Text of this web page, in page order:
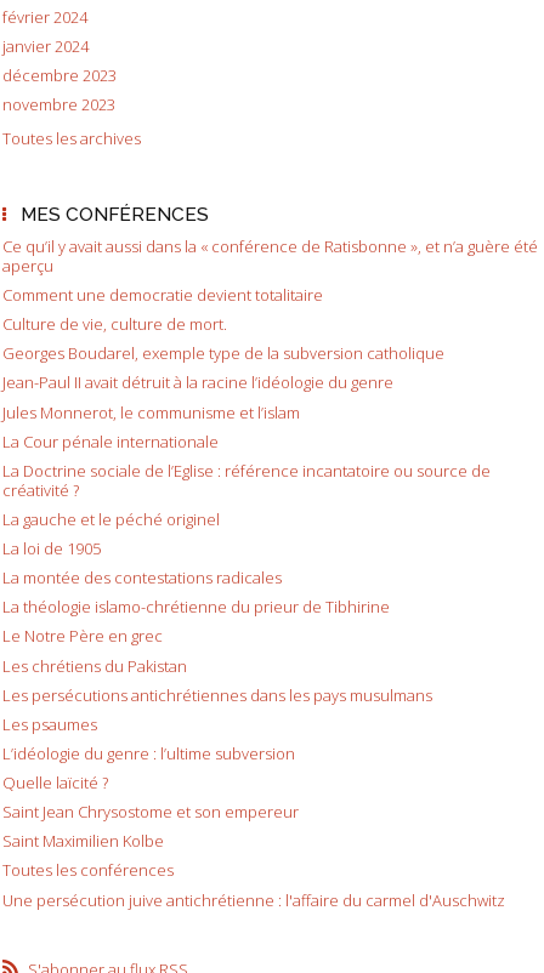
février 2024
janvier 2024
décembre 2023
novembre 2023
Toutes les archives
MES CONFÉRENCES
Ce qu’il y avait aussi dans la « conférence de Ratisbonne », et n’a guère été
aperçu
Comment une democratie devient totalitaire
Culture de vie, culture de mort.
Georges Boudarel, exemple type de la subversion catholique
Jean-Paul II avait détruit à la racine l’idéologie du genre
Jules Monnerot, le communisme et l’islam
La Cour pénale internationale
La Doctrine sociale de l’Eglise : référence incantatoire ou source de
créativité ?
La gauche et le péché originel
La loi de 1905
La montée des contestations radicales
La théologie islamo-chrétienne du prieur de Tibhirine
Le Notre Père en grec
Les chrétiens du Pakistan
Les persécutions antichrétiennes dans les pays musulmans
Les psaumes
L’idéologie du genre : l’ultime subversion
Quelle laïcité ?
Saint Jean Chrysostome et son empereur
Saint Maximilien Kolbe
Toutes les conférences
Une persécution juive antichrétienne : l'affaire du carmel d'Auschwitz